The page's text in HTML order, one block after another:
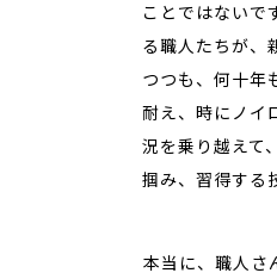
ことではないで
る職人たちが、
つつも、何十年
耐え、時にノイ
況を乗り越えて
掴み、習得する
――本当に、職人